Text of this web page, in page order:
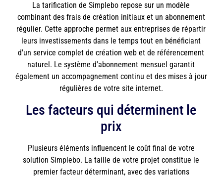
La tarification de Simplebo repose sur un modèle
combinant des frais de création initiaux et un abonnement
régulier. Cette approche permet aux entreprises de répartir
leurs investissements dans le temps tout en bénéficiant
d'un service complet de création web et de référencement
naturel. Le système d'abonnement mensuel garantit
également un accompagnement continu et des mises à jour
régulières de votre site internet.
Les facteurs qui déterminent le
prix
Plusieurs éléments influencent le coût final de votre
solution Simplebo. La taille de votre projet constitue le
premier facteur déterminant, avec des variations